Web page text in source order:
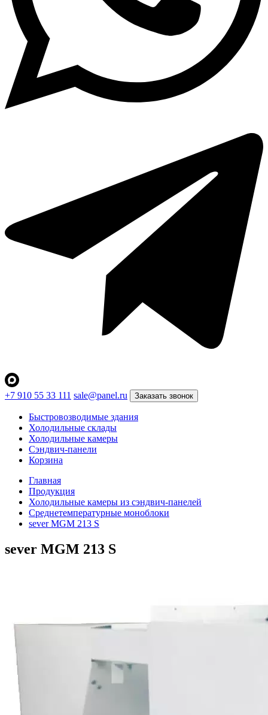
+7 910 55 33 111 sale@panel.ru Заказать звонок
Быстровозводимые здания
Холодильные склады
Холодильные камеры
Сэндвич-панели
Корзина
Главная
Продукция
Холодильные камеры из сэндвич-панелей
Среднетемпературные моноблоки
sever MGM 213 S
sever MGM 213 S